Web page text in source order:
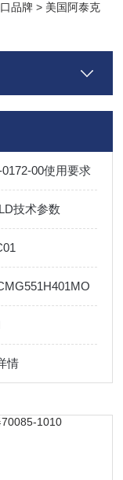
品牌 > 美国阿泰克
00使用要求
技术参数
情